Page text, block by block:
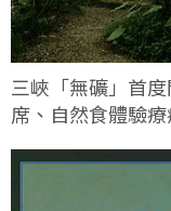
三峽「無礦」首
席、自然食體驗